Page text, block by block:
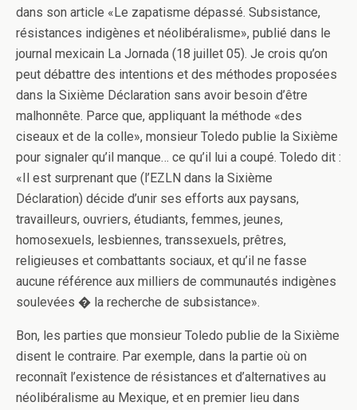
dans son article «Le zapatisme dépassé. Subsistance,
résistances indigènes et néolibéralisme», publié dans le
journal mexicain La Jornada (18 juillet 05). Je crois qu’on
peut débattre des intentions et des méthodes proposées
dans la Sixième Déclaration sans avoir besoin d’être
malhonnête. Parce que, appliquant la méthode «des
ciseaux et de la colle», monsieur Toledo publie la Sixième
pour signaler qu’il manque… ce qu’il lui a coupé. Toledo dit :
«Il est surprenant que (l’EZLN dans la Sixième
Déclaration) décide d’unir ses efforts aux paysans,
travailleurs, ouvriers, étudiants, femmes, jeunes,
homosexuels, lesbiennes, transsexuels, prêtres,
religieuses et combattants sociaux, et qu’il ne fasse
aucune référence aux milliers de communautés indigènes
soulevées � la recherche de subsistance».
Bon, les parties que monsieur Toledo publie de la Sixième
disent le contraire. Par exemple, dans la partie où on
reconnaît l’existence de résistances et d’alternatives au
néolibéralisme au Mexique, et en premier lieu dans